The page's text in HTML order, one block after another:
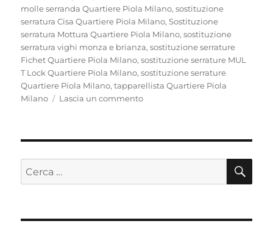
molle serranda Quartiere Piola Milano,sostituzione
serratura Cisa Quartiere Piola Milano,Sostituzione
serratura Mottura Quartiere Piola Milano,sostituzione
serratura vighi monza e brianza,sostituzione serrature
Fichet Quartiere Piola Milano,sostituzione serrature MUL
T Lock Quartiere Piola Milano,sostituzione serrature
Quartiere Piola Milano,tapparellista Quartiere Piola
Milano
Lascia un commentosu
Piola
Cerca: